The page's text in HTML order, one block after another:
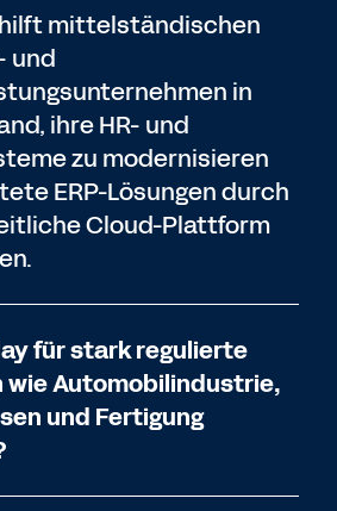
mittelständischen
und
in
ihre HR- und
zu modernisieren
ERP-Lösungen durch
Cloud-Plattform
für stark regulierte
wie Automobilindustrie,
und Fertigung